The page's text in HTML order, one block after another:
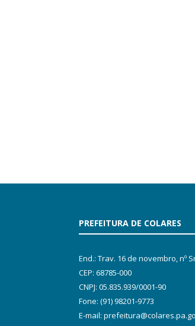
PREFEITURA DE COLARES
End.: Trav. 16 de novembro, nº
CEP: 68785-000
CNPJ: 05.835.939/0001-90
Fone: (91) 98201-9773
E-mail: